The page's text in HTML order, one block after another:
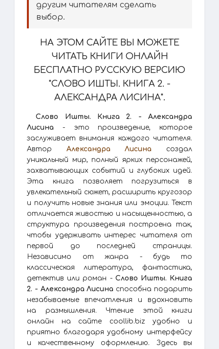
другим читателям сделать
выбор.
НА ЭТОМ САЙТЕ ВЫ МОЖЕТЕ
ЧИТАТЬ КНИГИ ОНЛАЙН
БЕСПЛАТНО РУССКУЮ ВЕРСИЮ
"СЛОВО ИШТЫ. КНИГА 2. -
АЛЕКСАНДРА ЛИСИНА".
Слово Ишты. Книга 2. - Александра
Лисина - это произведение, которое
заслуживает внимания каждого читателя.
Автор Александра Лисина создал
уникальный мир, полный ярких персонажей,
захватывающих событий и глубоких идей.
Эта книга позволяет погрузиться в
увлекательный сюжет, расширить кругозор
и получить новые знания или эмоции. Текст
отличается живостью и насыщенностью, а
структура произведения построена так,
чтобы удерживать интерес читателя от
первой до последней страницы.
Независимо от жанра - будь то
классическая литература, фантастика,
детектив или роман - Слово Ишты. Книга
2. - Александра Лисина способна подарить
незабываемые впечатления и вдохновить
на размышления. Чтение этой книги
онлайн на сайте coollib.biz удобно и
приятно благодаря удобному интерфейсу
и качественному оформлению. Здесь вы